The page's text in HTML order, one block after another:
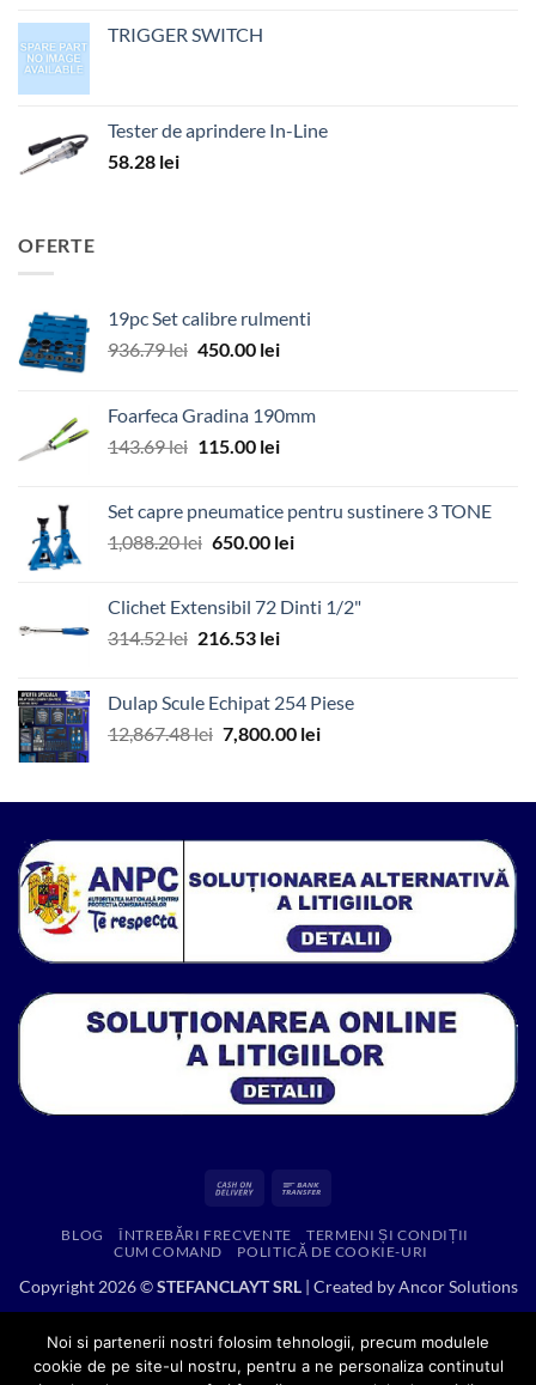
TRIGGER SWITCH
Tester de aprindere In-Line
58.28 lei
OFERTE
19pc Set calibre rulmenti
936.79lei Prețul
fost:
936.79 lei.
450.00 leiPrețul
450.00 lei.
Foarfeca Gradina 190mm
143.69lei Prețul
fost:
143.69 lei.
115.00 leiPrețul
115.00 lei.
Set capre pneumatice pentru sustinere 3 TONE
1,088.20lei Prețul
fost:
1,088.20 lei.
650.00 leiPrețul
650.00 lei.
Clichet Extensibil 72 Dinti 1/2"
314.52lei Prețul
fost:
314.52 lei.
216.53 leiPrețul
216.53 lei.
Dulap Scule Echipat 254 Piese
12,867.48lei Prețul
fost:
7,800.00 leiPrețul
7,800.00 lei.
Cash
Delivery
BLOG ÎNTREBĂRI FRECVENTE
TERMENI ȘI CONDIȚII
CUM COMAND
POLITICĂ DE COOKIE-URI
Copyright 2026 ©STEFANCLAYT SRL| Created byAncor Solutions
Noi si partenerii nostri folosim tehnologii, precum modulele
cookie de pe site-ul nostru, pentru a ne personaliza continutul